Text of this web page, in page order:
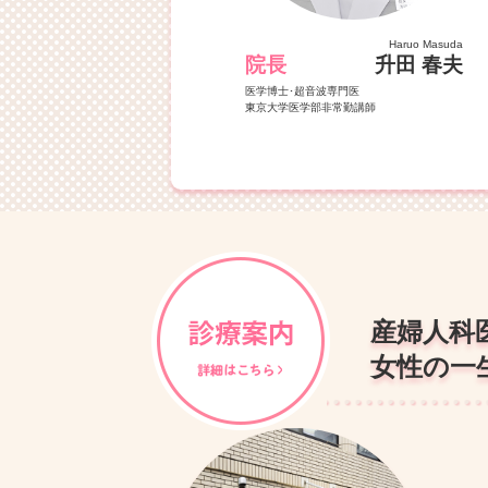
Haruo Masuda
院長 升田 春夫
医学博士･超音波専門医
東京大学医学部非常勤講師
産婦人科
女性の一